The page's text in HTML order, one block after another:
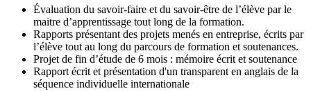
Évaluation du savoir-faire et du savoir-être de l’élève par le
maitre d’apprentissage tout long de la formation.
Rapports présentant des projets menés en entreprise, écrits par
l’élève tout au long du parcours de formation et soutenances.
Projet de fin d’étude de 6 mois : mémoire écrit et soutenance
Rapport écrit et présentation d'un transparent en anglais de la
séquence individuelle internationale